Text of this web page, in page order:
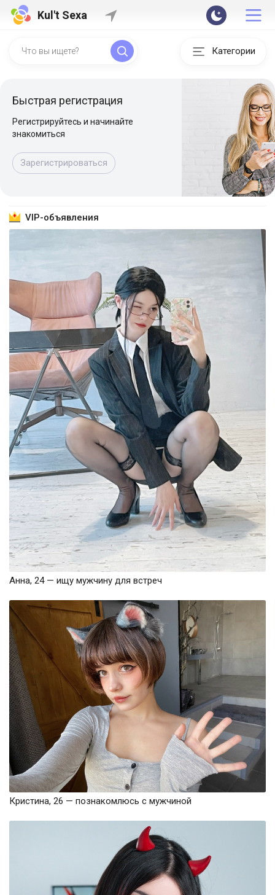
Kul't Sexa
Категории
Быстрая регистрация
Регистрируйтесь и начинайте
знакомиться
Зарегистрироваться
VIP-объявления
Анна, 24 — ищу мужчину для встреч
Кристина, 26 — познакомлюсь с мужчиной